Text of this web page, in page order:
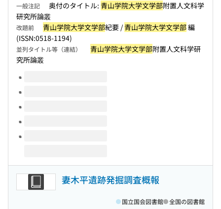
一般注記 奥付のタイトル: 青山学院大学文学部附置人文科学
研究所論叢
改題前 青山学院大学文学部紀要 /青山学院大学文学部編
(ISSN:0518-1194)
並列タイトル等（連結） 青山学院大学文学部附置人文科学研
究所論叢
このタイトルの巻号
妻木平遺跡発掘調査概報
国立国会図書館 全国の図書館